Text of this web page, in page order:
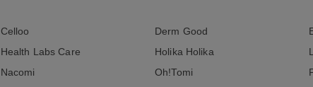
Celloo Derm Good
Health Labs Care Holika Holika
Nacomi Oh!Tomi